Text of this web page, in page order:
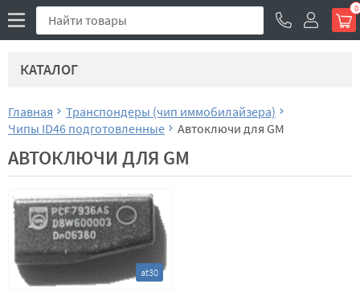
0
КАТАЛОГ
Главная
Транспондеры (чип иммобилайзера)
Чипы ID46 подготовленные
Автоключи для GM
АВТОКЛЮЧИ ДЛЯ GM
at30